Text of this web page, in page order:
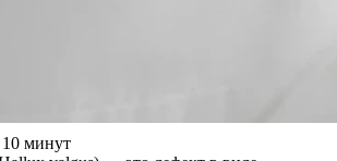
10 минут